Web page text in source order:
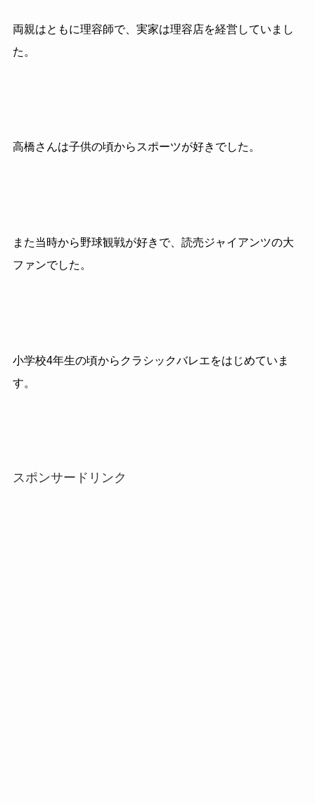
両親はともに理容師で、実家は理容店を経営していまし
た。
高橋さんは子供の頃からスポーツが好きでした。
また当時から野球観戦が好きで、読売ジャイアンツの大
ファンでした。
小学校4年生の頃からクラシックバレエをはじめていま
す。
スポンサードリンク